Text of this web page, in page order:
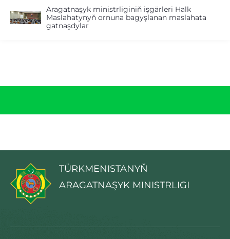
Aragatnaşyk ministrliginiň işgärleri Halk
Maslahatynyň ornuna bagyşlanan maslahata
gatnaşdylar
TÜRKMENISTANYŇ
ARAGATNAŞYK MINISTRLIGI